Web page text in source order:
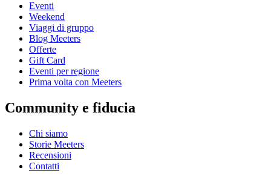
Eventi
Weekend
Viaggi di gruppo
Blog Meeters
Offerte
Gift Card
Eventi per regione
Prima volta con Meeters
Community e fiducia
Chi siamo
Storie Meeters
Recensioni
Contatti